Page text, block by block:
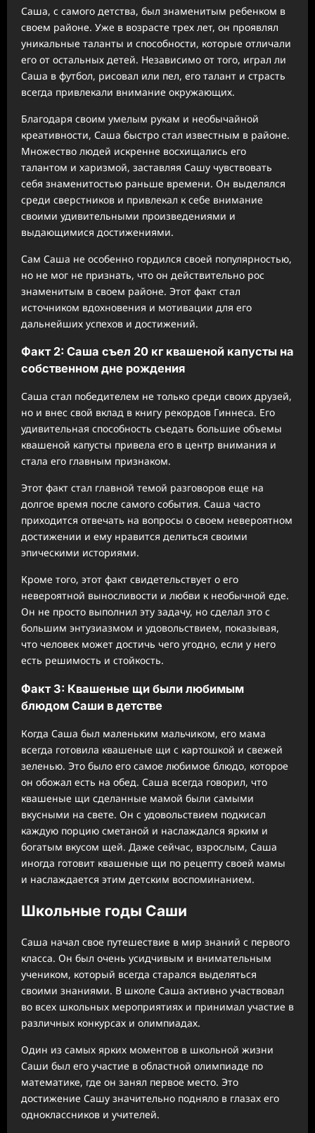
Саша, с самого детства, был знаменитым ребенком в
своем районе. Уже в возрасте трех лет, он проявлял
уникальные таланты и способности, которые отличали
его от остальных детей. Независимо от того, играл ли
Саша в футбол, рисовал или пел, его талант и страсть
всегда привлекали внимание окружающих.
Благодаря своим умелым рукам и необычайной
креативности, Саша быстро стал известным в районе.
Множество людей искренне восхищались его
талантом и харизмой, заставляя Сашу чувствовать
себя знаменитостью раньше времени. Он выделялся
среди сверстников и привлекал к себе внимание
своими удивительными произведениями и
выдающимися достижениями.
Сам Саша не особенно гордился своей популярностью,
но не мог не признать, что он действительно рос
знаменитым в своем районе. Этот факт стал
источником вдохновения и мотивации для его
дальнейших успехов и достижений.
Факт 2: Саша съел 20 кг квашеной капусты на
собственном дне рождения
Саша стал победителем не только среди своих друзей,
но и внес свой вклад в книгу рекордов Гиннеса. Его
удивительная способность съедать большие объемы
квашеной капусты привела его в центр внимания и
стала его главным признаком.
Этот факт стал главной темой разговоров еще на
долгое время после самого события. Саша часто
приходится отвечать на вопросы о своем невероятном
достижении и ему нравится делиться своими
эпическими историями.
Кроме того, этот факт свидетельствует о его
невероятной выносливости и любви к необычной еде.
Он не просто выполнил эту задачу, но сделал это с
большим энтузиазмом и удовольствием, показывая,
что человек может достичь чего угодно, если у него
есть решимость и стойкость.
Факт 3: Квашеные щи были любимым
блюдом Саши в детстве
Когда Саша был маленьким мальчиком, его мама
всегда готовила квашеные щи с картошкой и свежей
зеленью. Это было его самое любимое блюдо, которое
он обожал есть на обед. Саша всегда говорил, что
квашеные щи сделанные мамой были самыми
вкусными на свете. Он с удовольствием подкисал
каждую порцию сметаной и наслаждался ярким и
богатым вкусом щей. Даже сейчас, взрослым, Саша
иногда готовит квашеные щи по рецепту своей мамы
и наслаждается этим детским воспоминанием.
Школьные годы Саши
Саша начал свое путешествие в мир знаний с первого
класса. Он был очень усидчивым и внимательным
учеником, который всегда старался выделяться
своими знаниями. В школе Саша активно участвовал
во всех школьных мероприятиях и принимал участие в
различных конкурсах и олимпиадах.
Один из самых ярких моментов в школьной жизни
Саши был его участие в областной олимпиаде по
математике, где он занял первое место. Это
достижение Сашу значительно подняло в глазах его
одноклассников и учителей.